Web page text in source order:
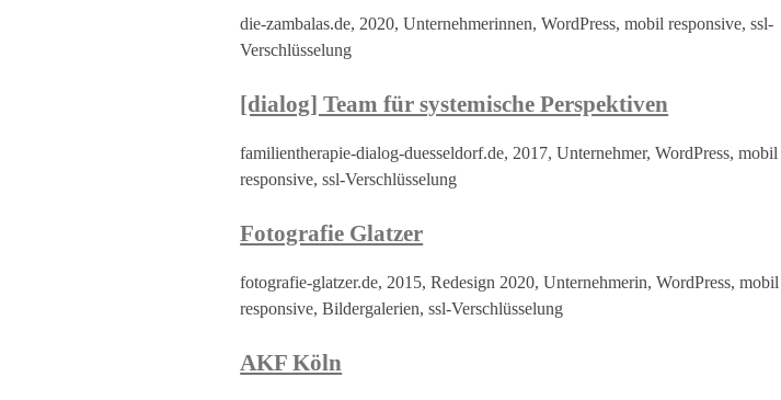
die-zambalas.de, 2020, Unternehmerinnen, WordPress, mobil responsive, ssl-
Verschlüsselung
[dialog] Team für systemische Perspektiven
familientherapie-dialog-duesseldorf.de, 2017, Unternehmer, WordPress, mobil
responsive, ssl-Verschlüsselung
Fotografie Glatzer
fotografie-glatzer.de, 2015, Redesign 2020, Unternehmerin, WordPress, mobil
responsive, Bildergalerien, ssl-Verschlüsselung
AKF Köln